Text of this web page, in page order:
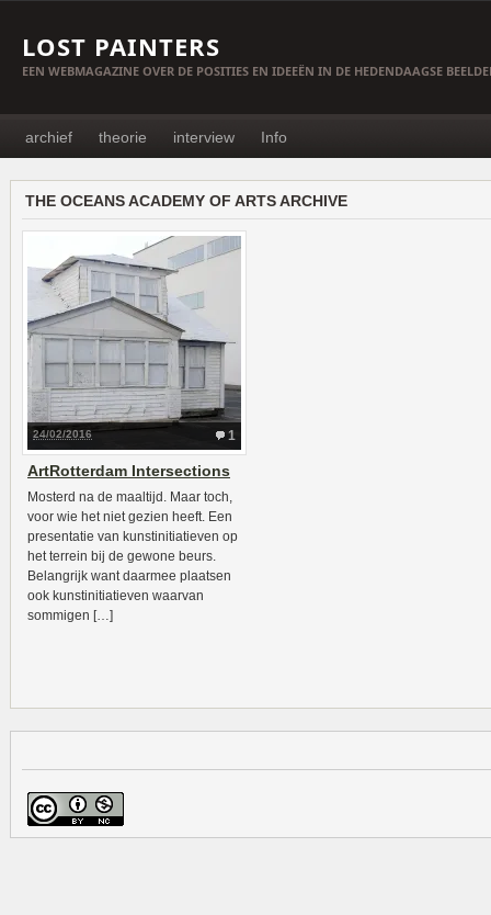
LOST PAINTERS
EEN WEBMAGAZINE OVER DE POSITIES EN IDEEËN IN DE HEDENDAAGSE
archief theorie interview Info
THE OCEANS ACADEMY OF ARTS ARCHIVE
1
24/02/2016
ArtRotterdam Intersections
Mosterd na de maaltijd. Maar toch,
voor wie het niet gezien heeft. Een
presentatie van kunstinitiatieven op
het terrein bij de gewone beurs.
Belangrijk want daarmee plaatsen
ook kunstinitiatieven waarvan
sommigen […]